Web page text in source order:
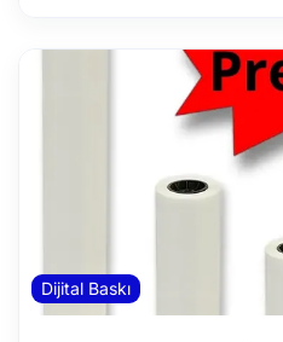
Dijital Baskı